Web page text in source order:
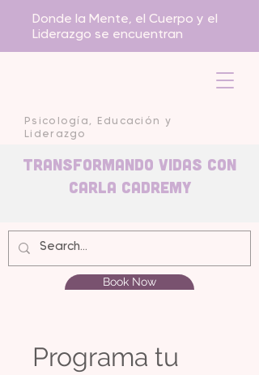
Psicología, Educación y
Liderazgo
Donde la Mente, el Cuerpo y el
Liderazgo se encuentran
Transformando Vidas con
carla Cadremy
Book Now
Programa tu